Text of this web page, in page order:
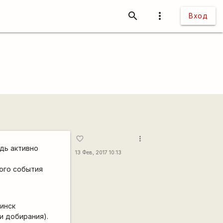
more_vert Вход
search
активно
события
добирания).
favorite_border
13 Фев, 2017 10:13
more_vert